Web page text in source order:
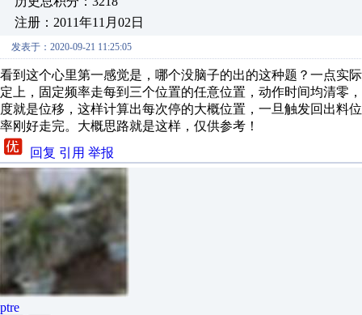
注册：2011年11月02日
发表于：2020-09-21 11:25:05
看到这个心里第一感觉是，哪个没脑子的出的这种题？一点实
定上，固定频率走每到三个位置的任意位置，动作时间均清零
度就是位移，这样计算出每次停的大概位置，一旦触发回出料
率刚好走完。大概思路就是这样，仅供参考！
回复 引用 举报
ptre